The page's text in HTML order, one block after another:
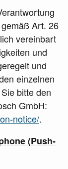
Art. 26
vereinbart
und
und
einzelnen
bitte den
GmbH:
notice/.
(Push-